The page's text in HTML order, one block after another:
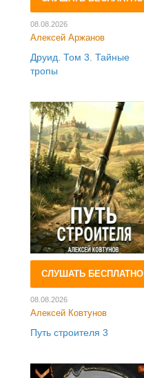
08.08.2026
Алексей Аржанов
Друид. Том 3. Тайные
тропы
СЛУШАТЬ БЕСПЛАТНО
08.08.2026
Алексей Ковтунов
Путь строителя 3